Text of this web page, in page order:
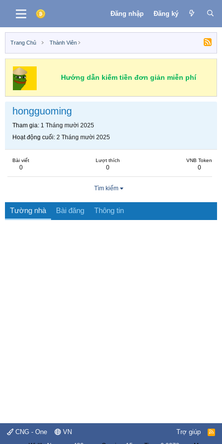
Đăng nhập Đăng ký
Trang Chủ Thành Viên
Hướng dẫn kiếm tiền đơn giản miễn phí
hongguoming
Tham gia 1 Tháng mười 2025
Hoạt động cuối 2 Tháng mười 2025
Bài viết
0
Lượt thích
0
VNB Token
0
Tìm kiếm
Tường nhà Bài đăng Thông tin
CNG - One VN Trợ giúp
R